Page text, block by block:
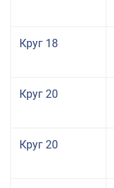
Круг 18
Круг 20
Круг 20